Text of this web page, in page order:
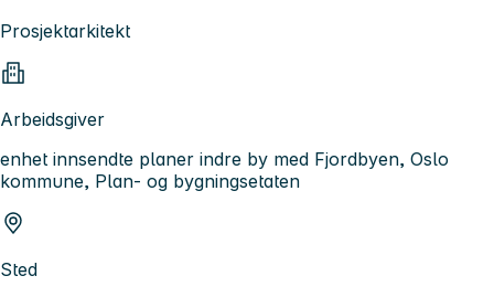
Prosjektarkitekt
Arbeidsgiver
enhet innsendte planer indre by med Fjordbyen, Oslo
kommune, Plan- og bygningsetaten
Sted